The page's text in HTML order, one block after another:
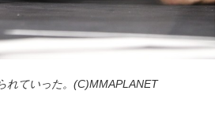
れていった。(C)MMAPLANET